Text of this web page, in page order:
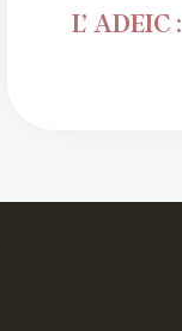
L’ ADEIC : 40 ans pour la défense, l'éducation et